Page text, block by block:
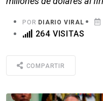
POR DIARIO VIRAL
264 VISITAS
COMPARTIR